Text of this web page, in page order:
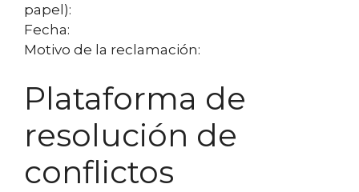
papel):
Fecha:
Motivo de la reclamación:
Plataforma de
resolución de
conflictos